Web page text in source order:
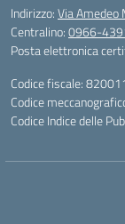
Indirizzo:Via Amedeo
Centralino:0966-
Posta elettronica
Codice fiscale:
Codice
Codice Indice delle